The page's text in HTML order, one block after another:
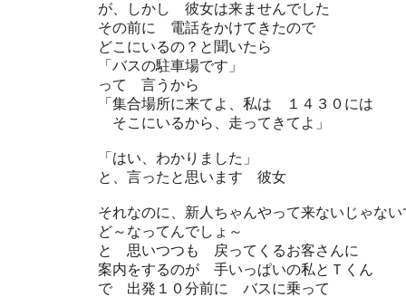
が、しかし 彼女は来ませんでした
その前に 電話をかけてきたので
どこにいるの？と聞いたら
「バスの駐車場です」
って 言うから
「集合場所に来てよ、私は １４３０には
そこにいるから、走ってきてよ」
「はい、わかりました」
と、言ったと思います 彼女
それなのに、新人ちゃんやって来ないじゃない
ど～なってんでしょ～
と 思いつつも 戻ってくるお客さんに
案内をするのが 手いっぱいの私とＴくん
で 出発１０分前に バスに乗って